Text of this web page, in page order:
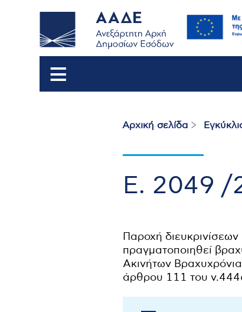
Breadcrumb
Αρχική σελίδα
Ε. 2049 /
Παροχή
πραγματοποιηθεί
Ακινήτων
άρθρου 111 του